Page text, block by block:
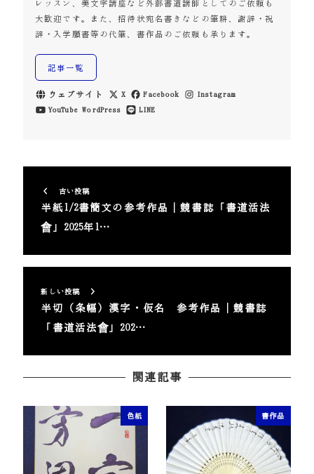
レッスン、美文字講座など外部書道講師としてのご依頼も
大歓迎です。また、招待状宛名書きなどの筆耕、謝辞・祝
辞・入学願書等の代筆、書作品のご依頼も承ります。
記事一覧
ウェブサイト X Facebook
Instagram
YouTube WordPress LINE
古い投稿
半紙1/2書簡文の参考作品｜競書誌「書道活法
會」2025年1…
新しい投稿
半切（条幅）漢字・仮名 参考作品｜競書誌
「書道活法會」202…
関連記事
色紙 書作品